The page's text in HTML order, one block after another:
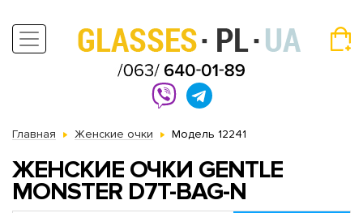
Главная Женские очки Модель 12241
ЖЕНСКИЕ ОЧКИ GENTLE
MONSTER D7T-BAG-N